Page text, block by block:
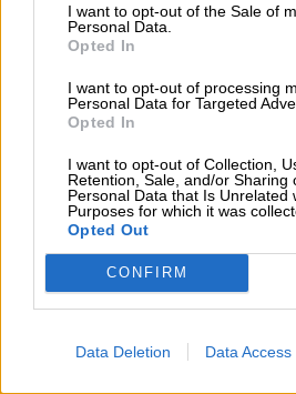
I want to opt-out of the Sale of
Personal Data.
Opted In
I want to opt-out of processing
Personal Data for Targeted
Opted In
I want to opt-out of Collection,
Retention, Sale, and/or Sharing
Personal Data that Is Unrelated
Purposes for which it was
Opted Out
CONFIRM
Data Deletion Data Access
Por Álvaro Frutos Rosado y Gabinete
Geopolítica de Crisis
Reconquista
Clara Campoamor: Mi
mi pesadilla
NOTICIAS MAS